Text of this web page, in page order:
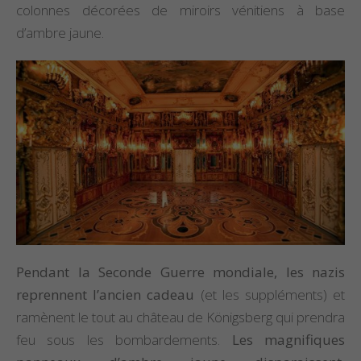
colonnes décorées de miroirs vénitiens à base
d’ambre jaune.
Pendant la Seconde Guerre mondiale, les nazis
reprennent l’ancien cadeau (et les suppléments) et
ramènent le tout au château de Königsberg qui prendra
feu sous les bombardements.
Les magnifiques